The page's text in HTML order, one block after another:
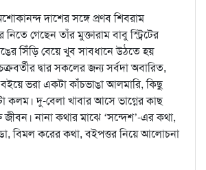
দাশের সঙ্গে প্রণব শিবরাম
নিতে গেছেন তাঁর মুক্তারাম বাবু স্ট্রিটের
সিঁড়ি বেয়ে খুব সাবধানে উঠতে হয়
দ্বার সকলের জন্য সর্বদা অবারিত,
ভরা একটা কাঁচভাঙা আলমারি, কিছু
দু-বেলা খাবার আসে ভাগ্নের কাছ
জীবন। নানা কথার মাঝে ‘সন্দেশ’-এর কথা,
বিমল করের কথা, বইপত্তর নিয়ে আলোচনা